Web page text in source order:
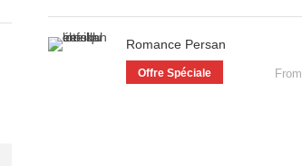
Romance Persan
Offre Spéciale From